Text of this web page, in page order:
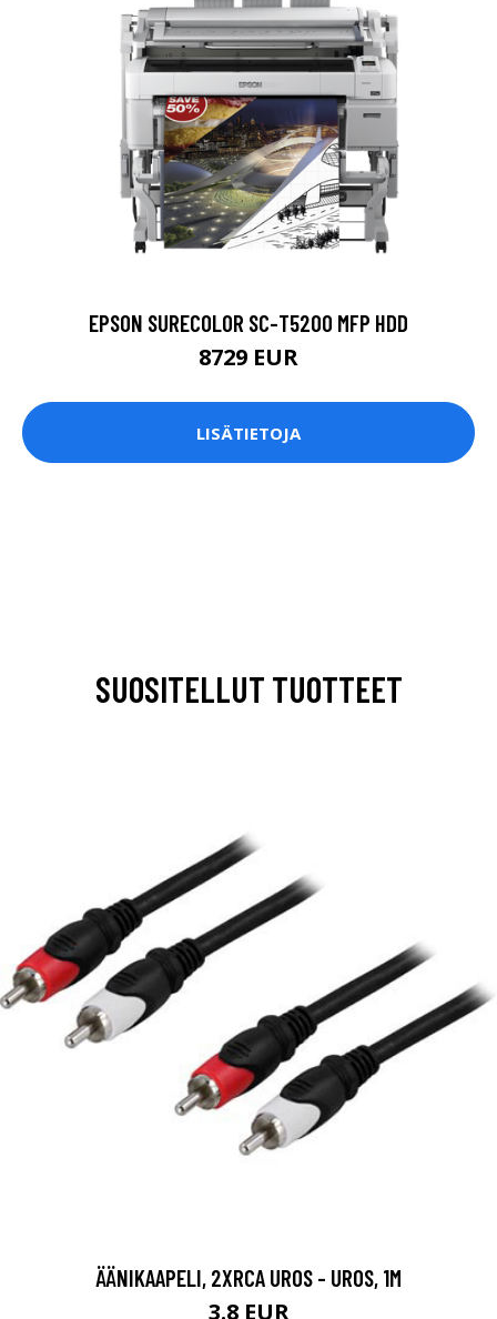
EPSON SURECOLOR SC-T5200 MFP HDD
8729 EUR
LISÄTIETOJA
SUOSITELLUT TUOTTEET
ÄÄNIKAAPELI, 2XRCA UROS - UROS, 1M
3.8 EUR